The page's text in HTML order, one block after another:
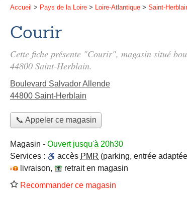
Accueil > Pays de la Loire > Loire-Atlantique > Saint-
Courir
Cette fiche présente "Courir", magasin situé
44800 Saint-Herblain.
Boulevard Salvador Allende
44800 Saint-Herblain
📞 Appeler ce magasin
Magasin - Ouvert jusqu'à 20h30
Services :
accès PMR (parking, entrée
livraison,
retrait en magasin
Recommander ce magasin